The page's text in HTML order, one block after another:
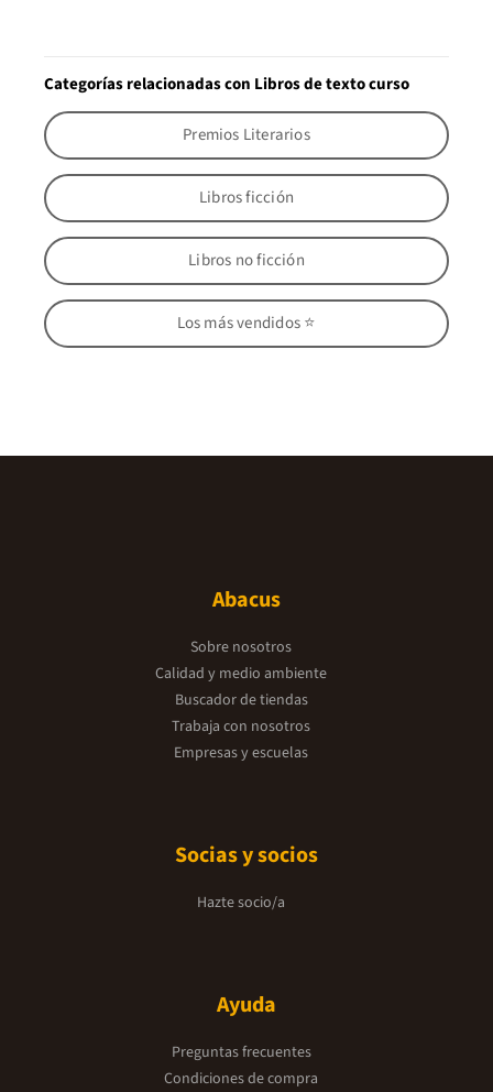
Categorías relacionadas con Libros de texto curso
Premios Literarios
Libros ficción
Libros no ficción
Los más vendidos ⭐
Abacus
Sobre nosotros
Calidad y medio ambiente
Buscador de tiendas
Trabaja con nosotros
Empresas y escuelas
Socias y socios
Hazte socio/a
Ayuda
Preguntas frecuentes
Condiciones de compra